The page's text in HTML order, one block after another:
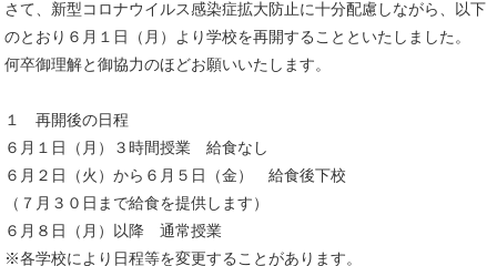
さて、新型コロナウイルス感染症拡大防止に十分配慮しながら、以下
のとおり６月１日（月）より学校を再開することといたしました。
何卒御理解と御協力のほどお願いいたします。
１ 再開後の日程
６月１日（月）３時間授業 給食なし
６月２日（火）から６月５日（金） 給食後下校
（７月３０日まで給食を提供します）
６月８日（月）以降 通常授業
※各学校により日程等を変更することがあります。